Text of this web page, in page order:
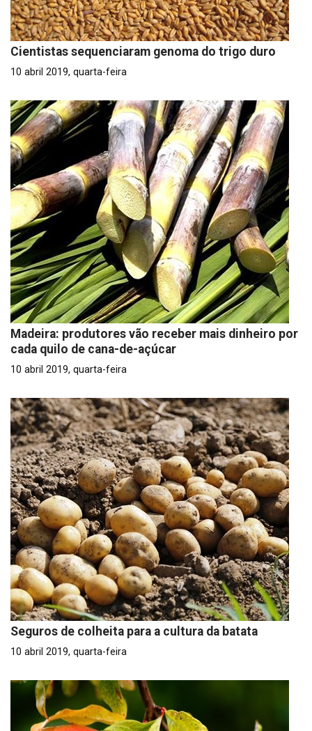
Cientistas sequenciaram genoma do trigo duro
10 abril 2019, quarta-feira
Madeira: produtores vão receber mais dinheiro por
cada quilo de cana-de-açúcar
10 abril 2019, quarta-feira
Seguros de colheita para a cultura da batata
10 abril 2019, quarta-feira